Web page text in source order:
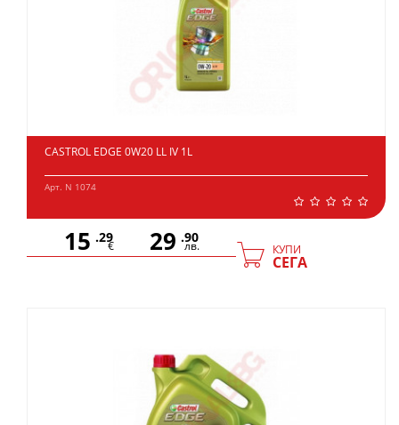
CASTROL EDGE 0W20 LL IV 1L
Арт. N 1074
15 .29
€ 29 .90
лв. КУПИ
СЕГА